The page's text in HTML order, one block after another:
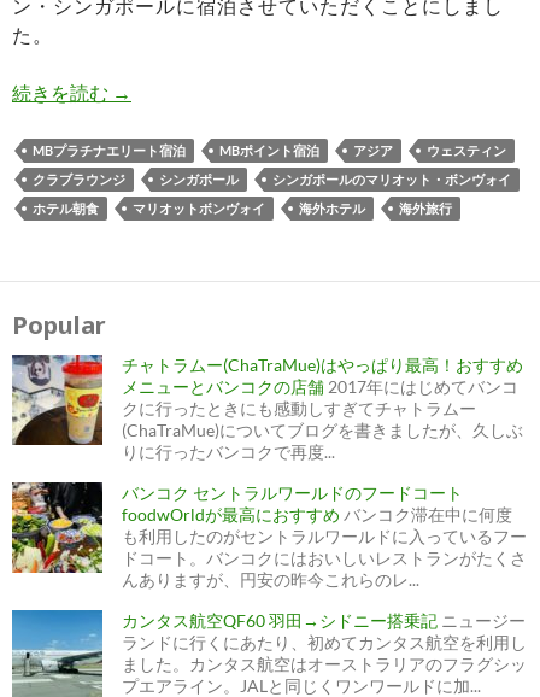
ン・シンガポールに宿泊させていただくことにしまし
た。
続きを読む ザ・ウェスティン・シンガポール宿泊記 ｜プラ
→
MBプラチナエリート宿泊 MBポイント宿泊 アジア
ウェスティン
クラブラウンジ
シンガポール
シンガポールのマリオット・ボンヴォイ
ホテル朝食
マリオットボンヴォイ 海外ホテル 海外旅行
Popular
チャトラムー(ChaTraMue)はやっぱり最高！おすすめ
メニューとバンコクの店舗 2017年にはじめてバンコ
クに行ったときにも感動しすぎてチャトラムー
(ChaTraMue)についてブログを書きましたが、久しぶ
りに行ったバンコクで再度...
バンコク セントラルワールドのフードコート
foodwOrldが最高におすすめ バンコク滞在中に何度
も利用したのがセントラルワールドに入っているフー
ドコート。バンコクにはおいしいレストランがたくさ
んありますが、円安の昨今これらのレ...
カンタス航空QF60 羽田→シドニー搭乗記 ニュージー
ランドに行くにあたり、初めてカンタス航空を利用し
ました。カンタス航空はオーストラリアのフラグシッ
プエアライン。JALと同じくワンワールドに加...